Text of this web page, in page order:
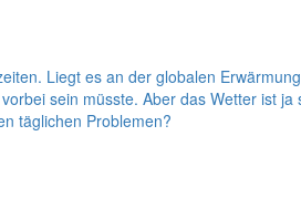
Liegt es an der globalen
sein müsste. Aber das Wetter ist
täglichen Problemen?